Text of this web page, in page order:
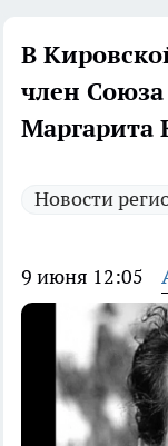
В
член
Маргарита
Новости
9 июня 12:05